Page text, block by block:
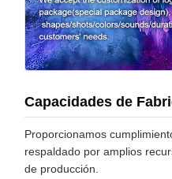
Capacidades de
Proporcionamos
respaldado por amplios
de producción.